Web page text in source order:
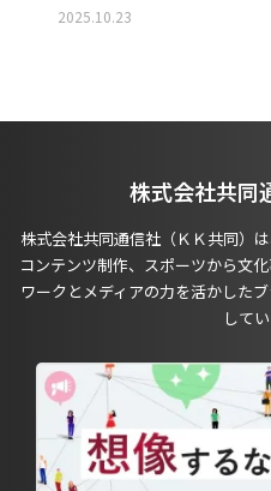
2025.10.23
株式会社共同
株式会社共同通信社（ＫＫ共同）
コンテンツ制作、スポーツから文
ワークとメディアの力を活かした
してい